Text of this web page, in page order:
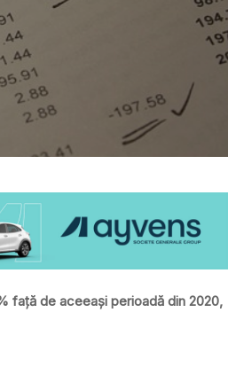
faţă de aceeaşi perioadă din 2020,